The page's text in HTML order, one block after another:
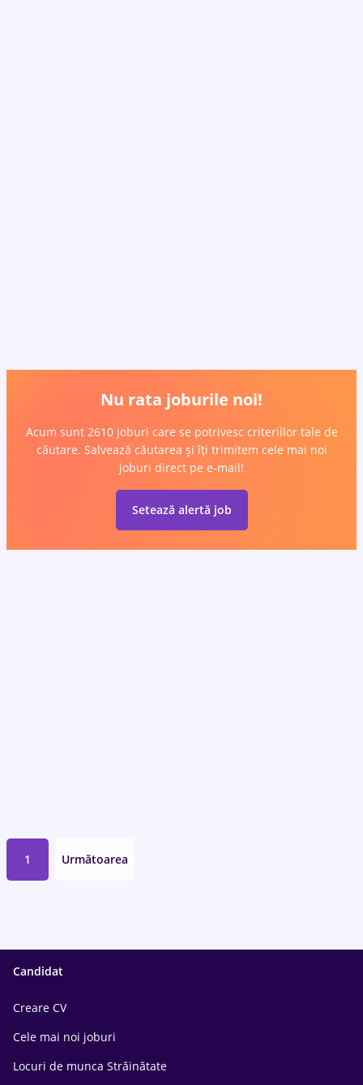
Nu rata joburile noi!
Acum sunt 2610 joburi care se potrivesc criteriilor tale de
căutare. Salvează căutarea și îți trimitem cele mai noi
joburi direct pe e-mail!
Setează alertă job
1 Următoarea
Candidat
Creare CV
Cele mai noi joburi
Locuri de munca Străinătate